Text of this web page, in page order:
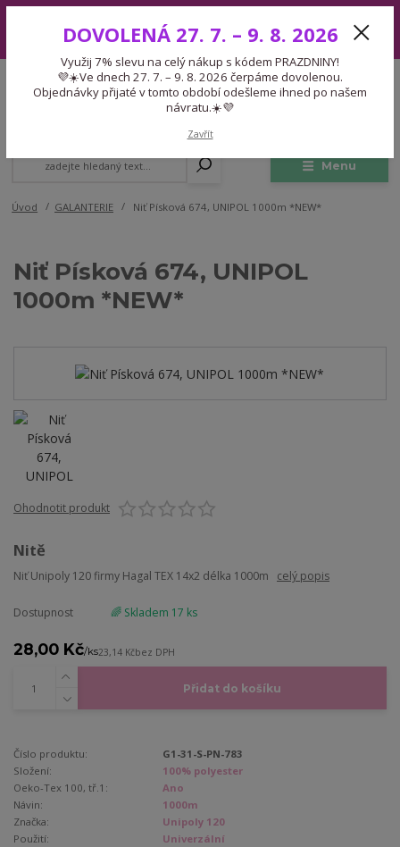
7. – 9. 8. 2026 čerpáme dovolenou. Objednávky přijaté v tomto období
odešleme ihned po našem návratu.☀️💜
Menu
CZK
Expedice 775 866 913
Po-Čt 9-15:30 Pá 9-14:30 Pauza 13-13:45
Úvod GALANTERIE Niť Písková 674, UNIPOL 1000m *NEW*
Niť Písková 674, UNIPOL
1000m *NEW*
Ohodnotit produkt
Nitě
Niť Unipoly 120 firmy Hagal TEX 14x2 délka 1000m celý popis
Dostupnost 🌈 Skladem 17 ks
28,00 Kč/ks23,14 Kčbez DPH
Přidat do košíku
Číslo produktu:
G1-31-S-PN-783
Složení:
100% polyester
Oeko-Tex 100, tř.1:
Ano
Návin:
1000m
Značka:
Unipoly 120
Použití:
Univerzální
DOVOLENÁ 27. 7. – 9. 8. 2026
Využij 7% slevu na celý nákup s kódem PRAZDNINY!
💜☀️Ve dnech 27. 7. – 9. 8. 2026 čerpáme dovolenou.
Objednávky přijaté v tomto období odešleme ihned po našem
návratu.☀️💜
Zavřít